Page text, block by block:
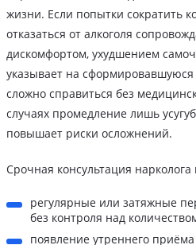
жизни. Если попытки сократить
отказаться от алкоголя
дискомфортом, ухудшением
указывает на сформировавшуюся
сложно справиться без
случаях промедление лишь
повышает риски осложнений.
Срочная консультация нарколога
регулярные или затяжные
без контроля над
появление утреннего приёма